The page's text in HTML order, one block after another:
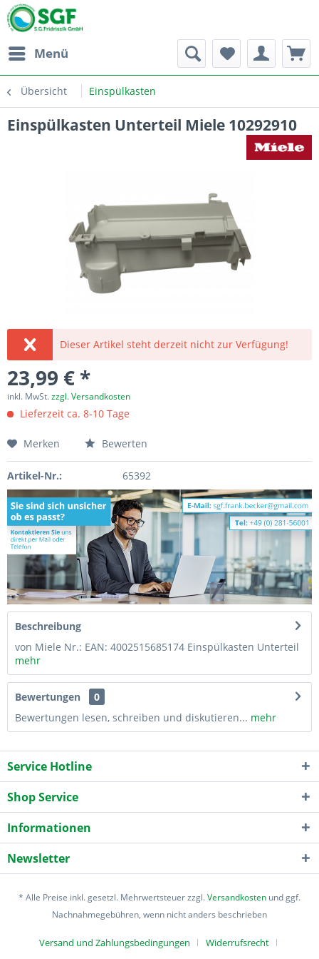
Menü
Übersicht Einspülkasten
Einspülkasten Unterteil Miele 10292910
Dieser Artikel steht derzeit nicht zur Verfügung!
23,99 € *
inkl. MwSt.zzgl. Versandkosten
Lieferzeit ca. 8-10 Tage
Merken Bewerten
Artikel-Nr.: 65392
Beschreibung
von Miele Nr.: EAN: 4002515685174 Einspülkasten Unterteil
mehr
Bewertungen
0
Bewertungen lesen, schreiben und diskutieren... mehr
Service Hotline
Shop Service
Informationen
Newsletter
* Alle Preise inkl. gesetzl. Mehrwertsteuer zzgl.Versandkosten und ggf.
Nachnahmegebühren, wenn nicht anders beschrieben
Versand und Zahlungsbedingungen Widerrufsrecht